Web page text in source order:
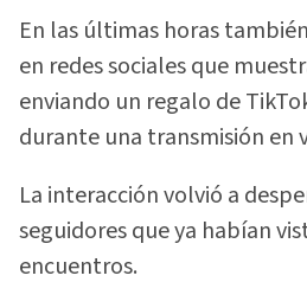
En las últimas horas
en redes sociales que
enviando un regalo de
durante una transmisión en
La interacción volvió a
seguidores que ya habían
encuentros.